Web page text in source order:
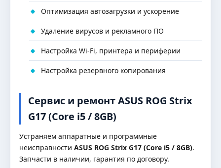
Оптимизация автозагрузки и ускорение
Удаление вирусов и рекламного ПО
Настройка Wi-Fi, принтера и периферии
Настройка резервного копирования
Сервис и ремонт ASUS ROG Strix
G17 (Core i5 / 8GB)
Устраняем аппаратные и программные
неисправности ASUS ROG Strix G17 (Core i5 / 8GB).
Запчасти в наличии, гарантия по договору.